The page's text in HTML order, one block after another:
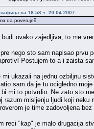
на 16.58 ч. 20.04.2007.
da poveruješ.
budi ovako zajedljiva, to me
nego sto sam napisao prvu
Postujem to a i zaista
mi ukazali na jednu ozbiljnu
sam da je tu ocigledno
mi to potvrdio. Ne zato sto
razum misljenju ljudi koji
je time zadovoljena
reci "kap" je malo drugacija